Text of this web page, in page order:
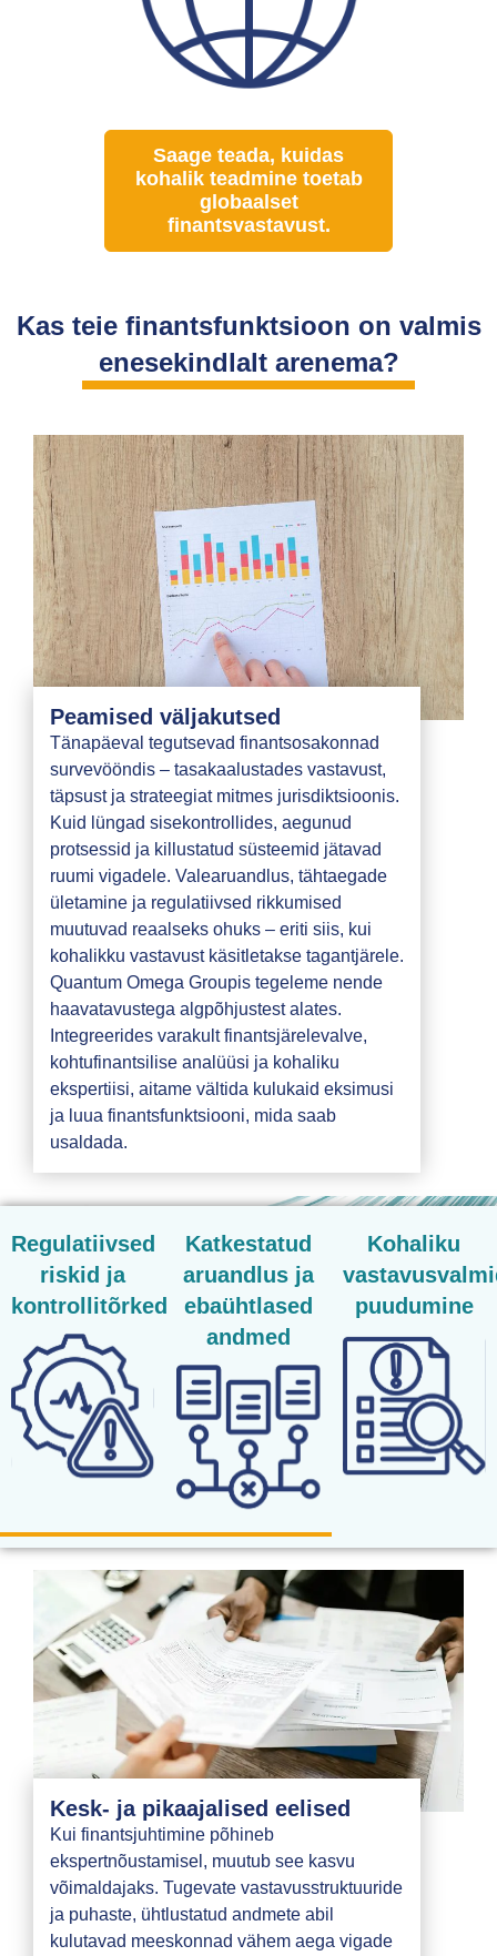
Saage teada, kuidas
kohalik teadmine toetab
globaalset
finantsvastavust.
Kas teie finantsfunktsioon on valmis
enesekindlalt arenema?
Peamised väljakutsed
Tänapäeval tegutsevad finantsosakonnad
survevööndis – tasakaalustades vastavust,
täpsust ja strateegiat mitmes jurisdiktsioonis.
Kuid lüngad sisekontrollides, aegunud
protsessid ja killustatud süsteemid jätavad
ruumi vigadele. Valearuandlus, tähtaegade
ületamine ja regulatiivsed rikkumised
muutuvad reaalseks ohuks – eriti siis, kui
kohalikku vastavust käsitletakse tagantjärele.
Quantum Omega Groupis tegeleme nende
haavatavustega algpõhjustest alates.
Integreerides varakult finantsjärelevalve,
kohtufinantsilise analüüsi ja kohaliku
ekspertiisi, aitame vältida kulukaid eksimusi
ja luua finantsfunktsiooni, mida saab
usaldada.
Regulatiivsed
riskid ja
kontrollitõrked
Katkestatud
aruandlus ja
ebaühtlased
andmed
Kohaliku
puudumine
Kesk- ja pikaajalised eelised
Kui finantsjuhtimine põhineb
ekspertnõustamisel, muutub see kasvu
võimaldajaks. Tugevate vastavusstruktuuride
ja puhaste, ühtlustatud andmete abil
kulutavad meeskonnad vähem aega vigade